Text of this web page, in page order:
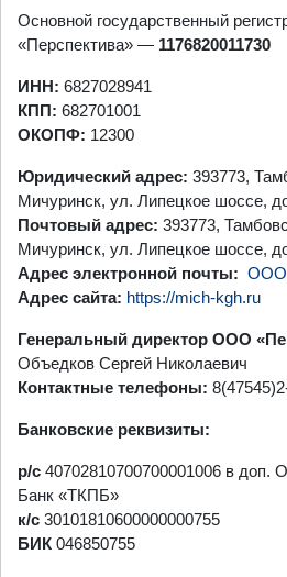
Основной государственный
«Перспектива» — 1176820011730
ИНН: 6827028941
КПП: 682701001
ОКОПФ: 12300
Юридический адрес: 393773,
Мичуринск, ул. Липецкое шоссе,
Почтовый адрес: 393773,
Мичуринск, ул. Липецкое шоссе,
Адрес электронной почты:
Адрес сайта: https://mich-kgh.ru
Генеральный директор ООО
Объедков Сергей Николаевич
Контактные телефоны:
Банковские реквизиты:
р/с 40702810700700001006 в доп.
Банк «ТКПБ»
к/с 30101810600000000755
БИК 046850755